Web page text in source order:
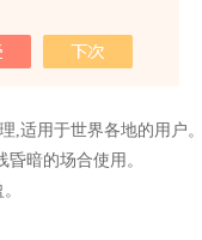
,适用于世界各地的用户。
暗的场合使用。